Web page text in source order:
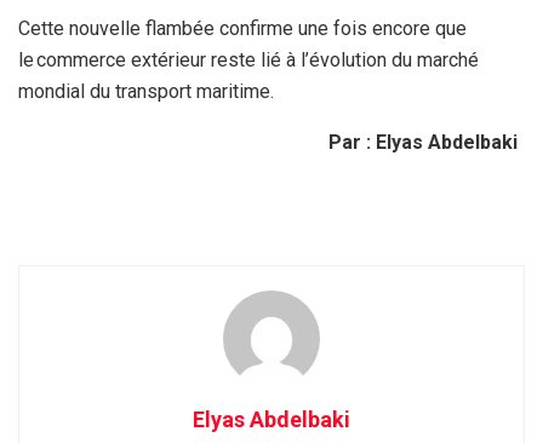
Cette nouvelle flambée confirme une fois encore que
le commerce extérieur reste lié à l’évolution du marché
mondial du transport maritime.
Par : Elyas Abdelbaki
Elyas Abdelbaki